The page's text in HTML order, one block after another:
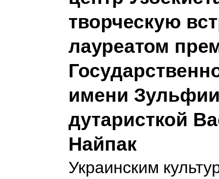
творческую
лауреатом
имени
дутаристкой
Найпак
Украинским